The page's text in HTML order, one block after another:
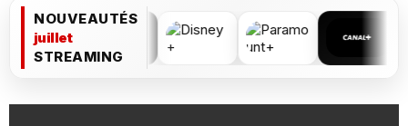
NOUVEAUTÉS
juillet
STREAMING